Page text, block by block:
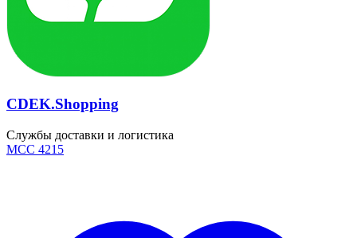
CDEK.Shopping
Службы доставки и логистика
MCC 4215